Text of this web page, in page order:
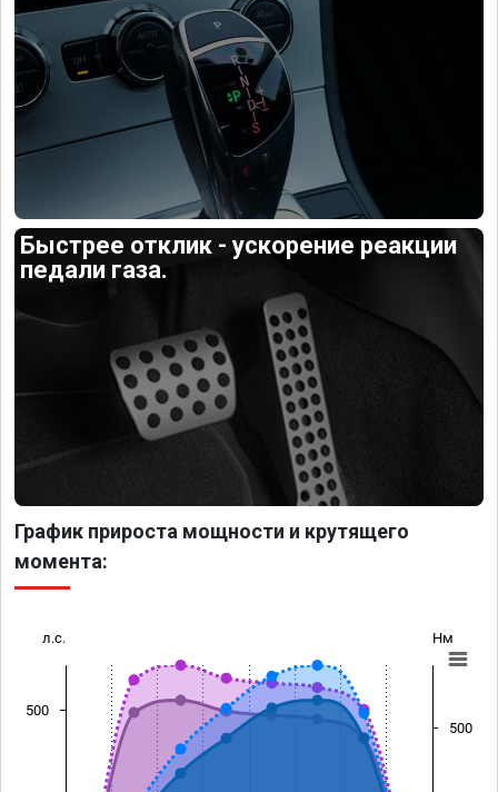
Быстрее отклик - ускорение реакции
педали газа.
График прироста мощности и крутящего
момента:
л.с. Нм
500
500